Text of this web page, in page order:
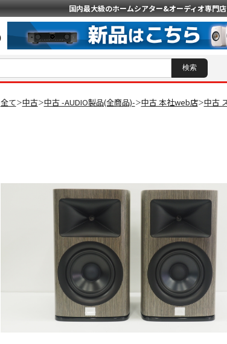
国内最大級のホームシアター&オーディオ専門店
全て＞中古＞中古 -AUDIO製品(全商品)-＞中古 本社web店＞中古